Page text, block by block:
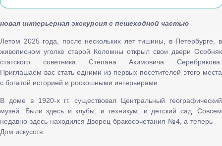
новая интерьерная экскурсия с пешеходной частью
Летом 2025 года, после нескольких лет тишины, в Петербурге, в
живописном уголке старой Коломны открыл свои двери Особняк
статского советника Степана Акимовича Серебрякова.
Приглашаем вас стать одними из первых посетителей этого места
с богатой историей и роскошными интерьерами.
В доме в 1920-х гг. существовал Центральный географический
музей. Были здесь и клубы, и техникум, и детский сад. Совсем
недавно здесь находился Дворец бракосочетания №4, а теперь —
Дом искусств.